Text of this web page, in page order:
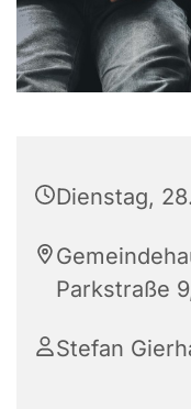
Dienstag,
Parkstraße
Stefan